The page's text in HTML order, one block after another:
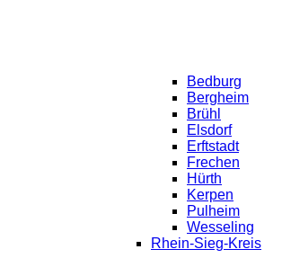
Bedburg
Bergheim
Brühl
Elsdorf
Erftstadt
Frechen
Hürth
Kerpen
Pulheim
Wesseling
Rhein-Sieg-Kreis